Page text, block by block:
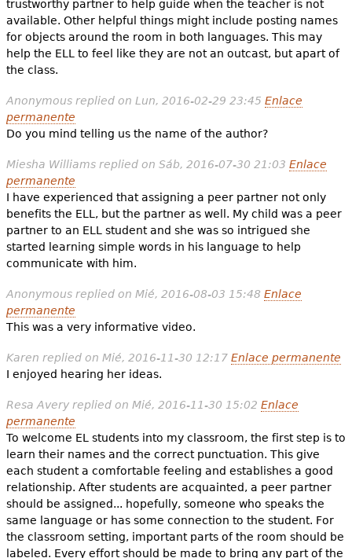
trustworthy partner to help guide when the teacher is not
available. Other helpful things might include posting names
for objects around the room in both languages. This may
help the ELL to feel like they are not an outcast, but apart of
the class.
Anonymousreplied on Lun, 2016-02-29 23:45 Enlace
permanente
Do you mind telling us the name of the author?
Miesha Williamsreplied on Sáb, 2016-07-30 21:03 Enlace
permanente
I have experienced that assigning a peer partner not only
benefits the ELL, but the partner as well. My child was a peer
partner to an ELL student and she was so intrigued she
started learning simple words in his language to help
communicate with him.
Anonymousreplied on Mié, 2016-08-03 15:48 Enlace
permanente
This was a very informative video.
Karen replied on Mié, 2016-11-30 12:17 Enlace permanente
I enjoyed hearing her ideas.
Resa Averyreplied on Mié, 2016-11-30 15:02 Enlace
permanente
To welcome EL students into my classroom, the first step is to
learn their names and the correct punctuation. This give
each student a comfortable feeling and establishes a good
relationship. After students are acquainted, a peer partner
should be assigned... hopefully, someone who speaks the
same language or has some connection to the student. For
the classroom setting, important parts of the room should be
labeled. Every effort should be made to bring any part of the